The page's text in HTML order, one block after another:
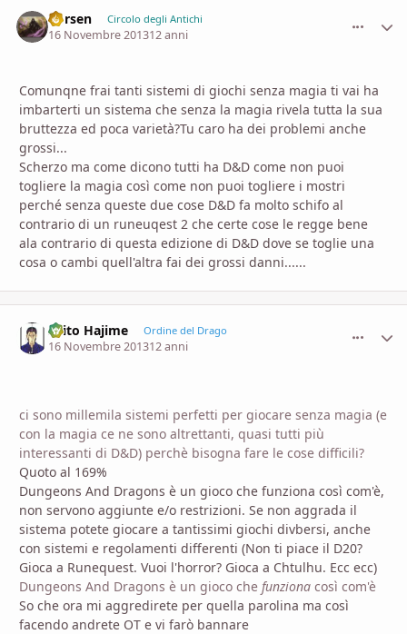
Vorsen Circolo degli Antichi
16 Novembre 201312 anni
Comunqne frai tanti sistemi di giochi senza magia ti vai ha
imbarterti un sistema che senza la magia rivela tutta la sua
bruttezza ed poca varietà?Tu caro ha dei problemi anche
grossi...
Scherzo ma come dicono tutti ha D&D come non puoi
togliere la magia così come non puoi togliere i mostri
perché senza queste due cose D&D fa molto schifo al
contrario di un runeuqest 2 che certe cose le regge bene
ala contrario di questa edizione di D&D dove se toglie una
cosa o cambi quell'altra fai dei grossi danni......
Saito Hajime Ordine del Drago
16 Novembre 201312 anni
ci sono millemila sistemi perfetti per giocare senza magia (e
con la magia ce ne sono altrettanti, quasi tutti più
interessanti di D&D) perchè bisogna fare le cose difficili?
Quoto al 169%
Dungeons And Dragons è un gioco che funziona così com'è,
non servono aggiunte e/o restrizioni. Se non aggrada il
sistema potete giocare a tantissimi giochi divbersi, anche
con sistemi e regolamenti differenti (Non ti piace il D20?
Gioca a Runequest. Vuoi l'horror? Gioca a Chtulhu. Ecc ecc)
Dungeons And Dragons è un gioco che funziona così com'è
So che ora mi aggredirete per quella parolina ma così
facendo andrete OT e vi farò bannare